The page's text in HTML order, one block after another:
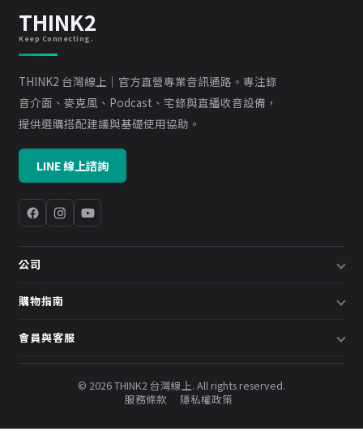
THINK2
Keep Connecting.
THINK2 台灣線上｜官方直營專業音訊通路。專注錄
音介面、麥克風、Podcast、宅錄與直播收音設備，
提供選購搭配建議與基礎使用協助。
LINE 線上諮詢
公司
關於我們
預約諮詢
購物指南
配送說明
常見問題
會員與客服
會員中心
© 2026 THINK2 台灣線上. All rights reserved.
服務條款
隱私權政策